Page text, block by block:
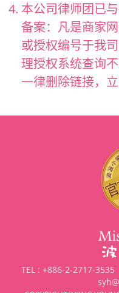
本公司律师团已
备案：凡是商家
或授权编号于我
理授权系统查询
一律删除链接，
TEL : +886-2-2717-3535